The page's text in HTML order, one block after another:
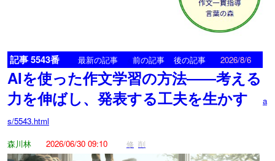
記事 5543番 最新の記事 前の記事 後の記事 2026/8/6
AIを使った作文学習の方法――考える
力を伸ばし、発表する工夫を生かす
a
s/5543.html
森川林
2026/06/30 09:10 修 削